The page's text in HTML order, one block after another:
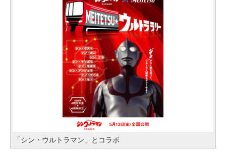
「シン・ウルトラマン」とコラボ